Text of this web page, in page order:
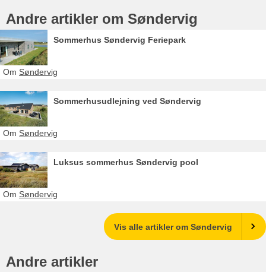
Andre artikler om Søndervig
Sommerhus Søndervig Feriepark
Om Søndervig
Sommerhusudlejning ved Søndervig
Om Søndervig
Luksus sommerhus Søndervig pool
Om Søndervig
Vis alle artikler om Søndervig
Andre artikler